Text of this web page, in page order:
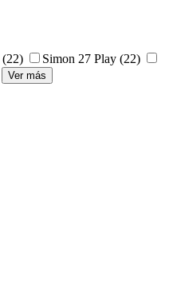
(22) Simon 27 Play (22)
Ver más